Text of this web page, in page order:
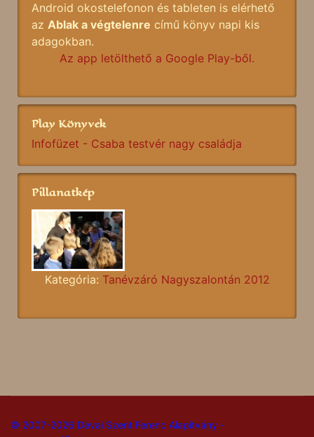
Android okostelefonon és tableten is elérhető
az Ablak a végtelenre című könyv napi kis
adagokban.
Az app letölthető a Google Play-ből.
Play Könyvek
Infofüzet - Csaba testvér nagy családja
Pillanatkép
Kategória: Tanévzáró Nagyszalontán 2012
© 2007-2026 Dévai Szent Ferenc Alapítvány -